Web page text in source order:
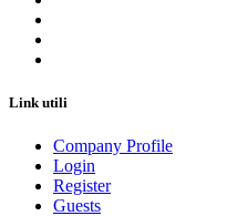
Link utili
Company Profile
Login
Register
Guests